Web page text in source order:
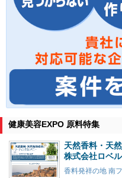
健康美容EXPO 原料特集
天然香料・天
株式会社ロベ
香料発祥の地 南